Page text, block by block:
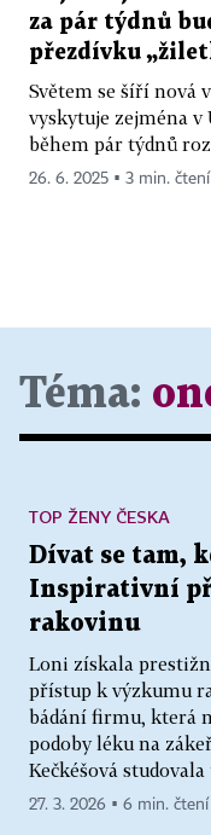
za pár týdnů
přezdívku
Světem se šíří nová
vyskytuje zejména v
během pár týdnů
26. 6. 2025 ▪ 3 min. čtení
Téma:
Dívat se tam,
Inspirativní
rakovinu
Loni získala
přístup k výzkumu
bádání firmu, která
podoby léku na
Kečkéšová
TOP ŽENY ČESKA
27. 3. 2026 ▪ 6 min. čtení